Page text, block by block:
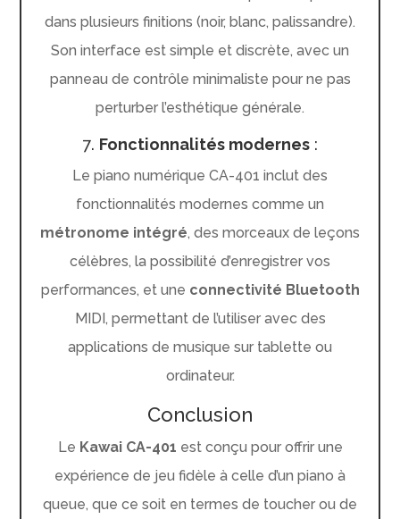
dans plusieurs finitions (noir, blanc, palissandre).
Son interface est simple et discrète, avec un
panneau de contrôle minimaliste pour ne pas
perturber l’esthétique générale.
7. Fonctionnalités modernes:
Le piano numérique CA-401 inclut des
fonctionnalités modernes comme un
métronome intégré, des morceaux de leçons
célèbres, la possibilité d’enregistrer vos
performances, et une connectivité Bluetooth
MIDI, permettant de l’utiliser avec des
applications de musique sur tablette ou
ordinateur.
Conclusion
Le Kawai CA-401 est conçu pour offrir une
expérience de jeu fidèle à celle d’un piano à
queue, que ce soit en termes de toucher ou de